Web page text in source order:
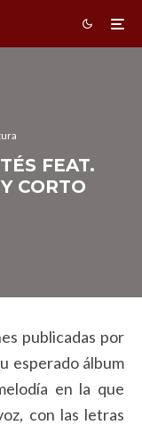
FEAT.
CORTO
publicadas por
esperado álbum
en la que
con las letras